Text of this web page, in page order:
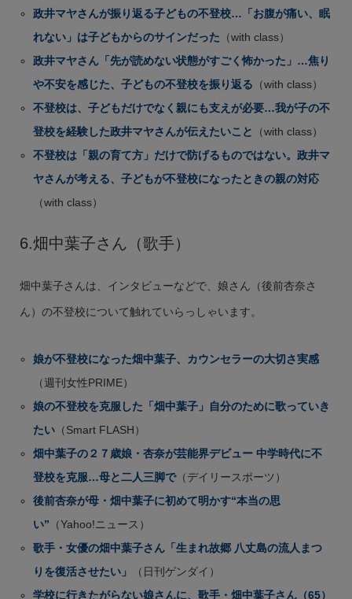
政井マヤさんが振り返る子どもの不登校…「お腹が痛い、眠
れない」は子どもからのサインだった （with class）
政井マヤさん「先が読めない状態がすごく怖かった」…焦り
や不安を感じた、子どもの不登校を振り返る （with class）
不登校は、子どもだけでなく親にも支えが必要…我が子の不
登校を経験した政井マヤさんが伝えたいこと
（with class）
不登校は「親の育て方」だけで防げるものではない。政井マ
ヤさんが考える、子どもが不登校になったときの親の対応
（with class）
6.畑中葉子さん（歌手）
畑中葉子さんは、インタビューなどで、娘さん（後前杏奈さ
ん）の不登校について触れていらっしゃいます。
娘が不登校になった畑中葉子、カウンセラーの大切さ実感
（週刊女性PRIME）
娘の不登校を克服した「畑中葉子」自分のために歌っていき
たい （Smart FLASH）
畑中葉子の２７歳娘・杏奈が芸能界デビュー 中学時代に不
登校を克服…母と二人三脚で（デイリースポーツ）
後前杏奈が母・畑中葉子に初めて明かす“本当の思
い” （Yahoo!ニュース）
歌手・女優の畑中葉子さん「生まれ故郷 八丈島の流人まつ
りを復活させたい」
（日刊ゲンダイ）
学校に行きたがらない娘さんに、歌手・畑中葉子さん（65）